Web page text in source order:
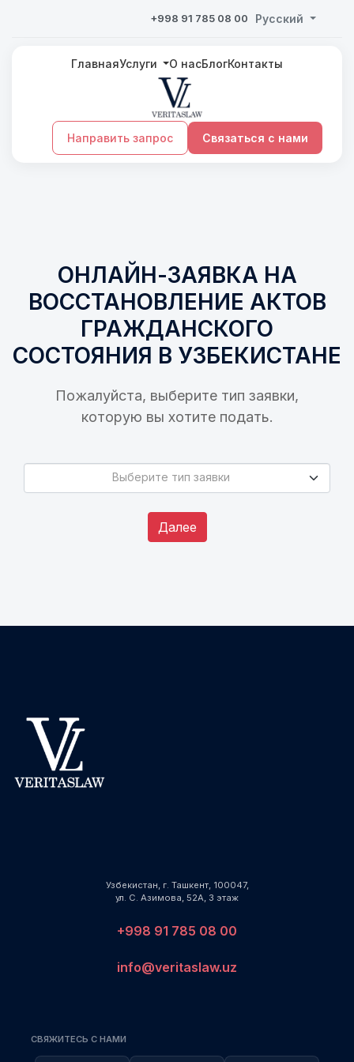
+998 91 785 08 00 Русский
ГлавнаяУслуги О насБлогКонтакты
Направить запрос Связаться с нами
ОНЛАЙН-ЗАЯВКА НА
ВОССТАНОВЛЕНИЕ АКТОВ
ГРАЖДАНСКОГО
СОСТОЯНИЯ В УЗБЕКИСТАНЕ
Пожалуйста, выберите тип заявки,
которую вы хотите подать.
Выберите тип заявкиВыберите тип заявки
Далее
Узбекистан, г. Ташкент, 100047,
ул. С. Азимова, 52А, 3 этаж
+998 91 785 08 00
info@veritaslaw.uz
СВЯЖИТЕСЬ С НАМИ